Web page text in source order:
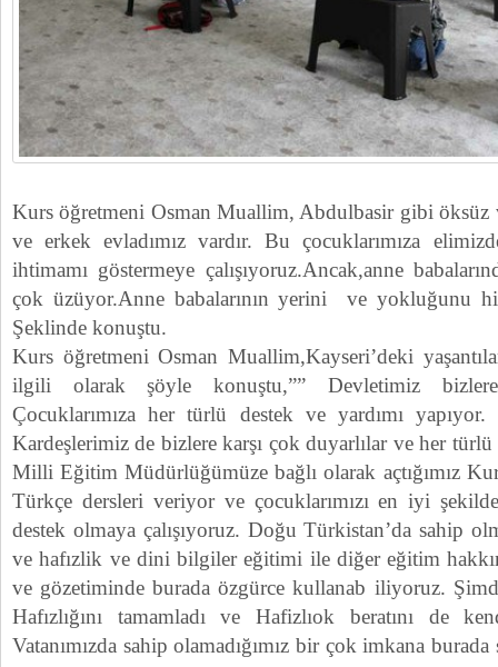
Kurs öğretmeni Osman Muallim, Abdulbasir gibi öksüz
ve erkek evladımız vardır. Bu çocuklarımıza
ihtimamı göstermeye çalışıyoruz.Ancak,anne
çok üzüyor.Anne babalarının yerini ve yokluğunu
Şeklinde konuştu.
Kurs öğretmeni Osman Muallim,Kayseri’deki
ilgili olarak şöyle konuştu,”” Devletimiz
Çocuklarımıza her türlü destek ve yardımı
Kardeşlerimiz de bizlere karşı çok duyarlılar ve her türlü
Milli Eğitim Müdürlüğümüze bağlı olarak açtığımız
Türkçe dersleri veriyor ve çocuklarımızı en iyi
destek olmaya çalışıyoruz. Doğu Türkistan’da sahip
ve hafızlik ve dini bilgiler eğitimi ile diğer eğitim
ve gözetiminde burada özgürce kullanab iliyoruz.
Hafızlığını tamamladı ve Hafizlıok beratını de
Vatanımızda sahip olamadığımız bir çok imkana